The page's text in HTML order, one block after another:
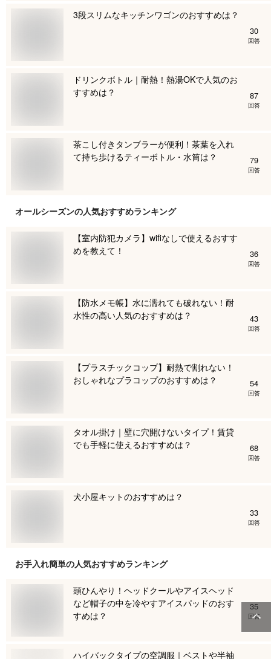
3段スリムなキッチンワゴンのおすすめは？
30
回答
ドリンクボトル｜耐熱！熱湯OKで人気のお
すすめは？
87
回答
茶こし付きタンブラーが便利！茶葉を入れ
て持ち歩けるティーボトル・水筒は？
79
回答
オールシーズンの人気おすすめランキング
【室内防犯カメラ】wifiなしで使えるおすす
めを教えて！
36
回答
【防水メモ帳】水に濡れても破れない！耐
水性の高い人気のおすすめは？
43
回答
【プラスチックコップ】耐熱で割れない！
おしゃれなプラコップのおすすめは？
54
回答
タオル掛け｜壁に穴開けないタイプ！賃貸
でも手軽に使えるおすすめは？
68
回答
犬小屋キットのおすすめは？
33
回答
お手入れ簡単の人気おすすめランキング
頭ひんやり！ヘッドクールやアイスヘッド
など帽子の中を冷やすアイスパッドのおす
すめは？
35
回答
ハイバックタイプの空調服｜ベストや半袖